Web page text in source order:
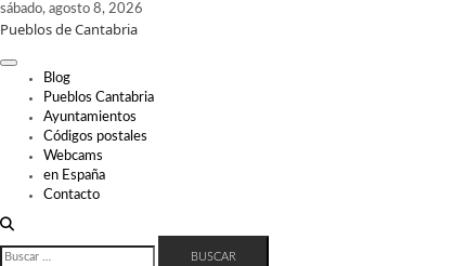
Skip
to
sábado, agosto 8, 2026
Pueblos de Cantabria
Blog
Pueblos Cantabria
Ayuntamientos
Códigos postales
Webcams
en España
Contacto
BUSCAR: